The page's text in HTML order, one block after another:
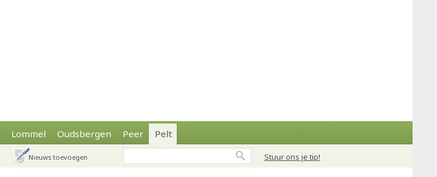
Lommel Oudsbergen Peer Pelt
Stuur ons je tip!
Nieuws toevoegen